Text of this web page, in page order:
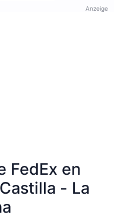
Anzeige
FedEx en
- La